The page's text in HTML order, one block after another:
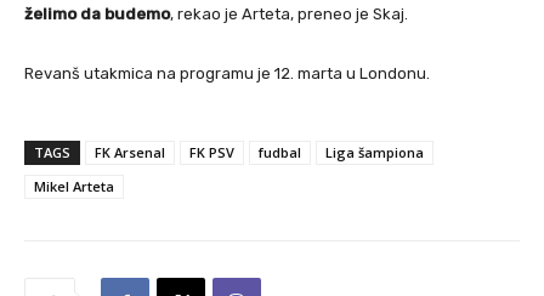
želimo da budemo, rekao je Arteta, preneo je Skaj.
Revanš utakmica na programu je 12. marta u Londonu.
TAGS FK Arsenal FK PSV fudbal
Liga šampiona
Mikel Arteta